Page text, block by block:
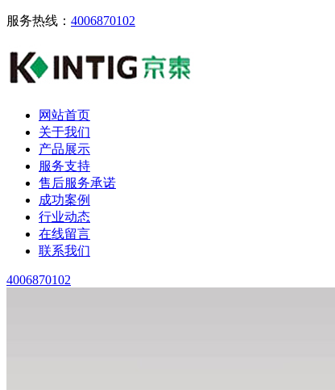
服务热线： 4006870102
网站首页
关于我们
产品展示
服务支持
售后服务承诺
成功案例
行业动态
在线留言
联系我们
4006870102